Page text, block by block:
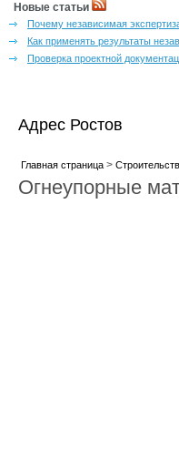
Новые статьи
Почему независимая
Как применять результаты
Проверка проектной
Адрес Ростов
Главная страница>
Огнеупорные